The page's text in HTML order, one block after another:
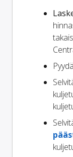
Pyydä